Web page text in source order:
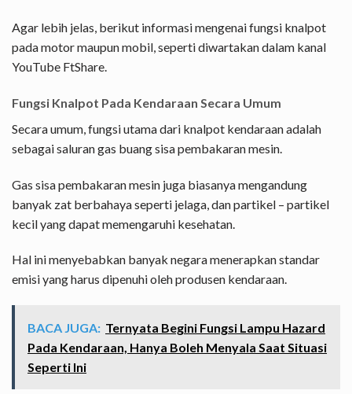
Agar lebih jelas, berikut informasi mengenai fungsi knalpot
pada motor maupun mobil, seperti diwartakan dalam kanal
YouTube FtShare.
Fungsi Knalpot Pada Kendaraan Secara Umum
Secara umum, fungsi utama dari knalpot kendaraan adalah
sebagai saluran gas buang sisa pembakaran mesin.
Gas sisa pembakaran mesin juga biasanya mengandung
banyak zat berbahaya seperti jelaga, dan partikel – partikel
kecil yang dapat memengaruhi kesehatan.
Hal ini menyebabkan banyak negara menerapkan standar
emisi yang harus dipenuhi oleh produsen kendaraan.
BACA JUGA: Ternyata Begini Fungsi Lampu Hazard
Pada Kendaraan, Hanya Boleh Menyala Saat Situasi
Seperti Ini